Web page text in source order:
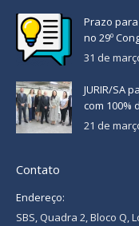
Prazo
no 29º
31 de
JURIR/SA
com 100%
21 de
Contato
Endereço:
SBS, Quadra 2, Bloco Q,